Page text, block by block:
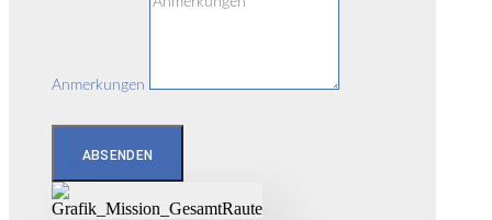
Anmerkungen
ABSENDEN